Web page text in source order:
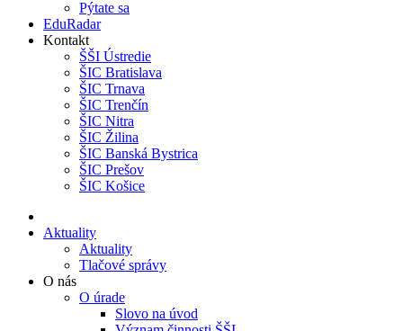
Pýtate sa
EduRadar
Kontakt
ŠŠI Ústredie
ŠIC Bratislava
ŠIC Trnava
ŠIC Trenčín
ŠIC Nitra
ŠIC Žilina
ŠIC Banská Bystrica
ŠIC Prešov
ŠIC Košice
Aktuality
Aktuality
Tlačové správy
O nás
O úrade
Slovo na úvod